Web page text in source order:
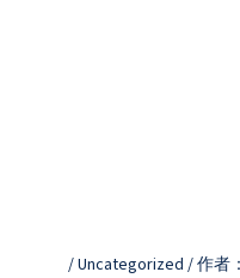
/Uncategorized / 作者：